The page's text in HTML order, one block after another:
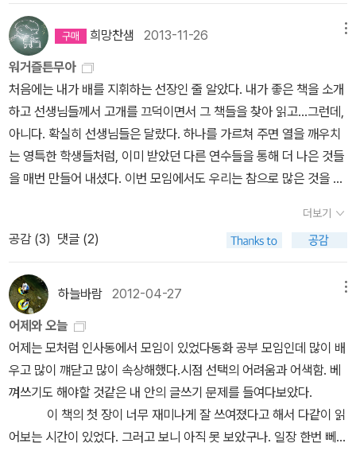
이프 스토리.Born A Crime, Trevor Noah, Hodder & Stoughto
n, 2016 올해의 언니 (사람이거나 동물이거나) 푸른 사자
와니니, 이현, 창비, 2015여자는 총을 들고 기다린다, 에이미 스튜어
트/엄일녀 역, 문학동네, 2017보건교사 안은영, 정세랑, 민음사, 201
5 올해의 맴찟, 씩씩한 어린이들멀어도 얼어도 비틀거려도,
미카엘 엥스트룀/정이인 역, 낭기열라, 2013알사탕, 백희나, 책읽는
곰, 2017소나기밥 공주, 이은정, 창비, 2009멀쩡한 이유정, 유은실,
푸른숲 주니어, 2008 올해의 여자의 삶, 욕하면서
읽는 재미Jane Eyre, Charlotte Bronte, Penguin US, 2006My
Brilliant Friend, Elena Ferrante, Penguin Group, 2012
올해의 묵은지, 이렇게 멋진 소설이었다니.the Old Man a
Scribner, 2014 올해의 만화, 이건 꼭 소장해야해. 바닷마
을 다이어리 8권셋트, 요시다 아카미/조은하 역, 애니북스, 2009-2
017
희망찬샘 2013-11-26
워거즐튼무아
처음에는 내가 배를 지휘하는 선장인 줄 알았다. 내가 좋은 책을 소개
하고 선생님들께서 고개를 끄덕이면서 그 책들을 찾아 읽고...그런데,
아니다. 확실히 선생님들은 달랐다. 하나를 가르쳐 주면 열을 깨우치
는 영특한 학생들처럼, 이미 받았던 다른 연수들을 통해 더 나은 것들
을 매번 만들어 내셨다. 이번 모임에서도 우리는 참으로 많은 것을 배
거 꼭 한 번 해 봐야지 하고 맘 먹었다. 종이를 반으로 접고 또 반대방
향으로 반 접고, 그리고 또 반대 방향으로 반 접은 후 가위집을 살짝
내어 안쪽으로 밀어서 입체기능을 넣어준다. 제일 앞에 보이는 곳에
는 제목, 작가를 적는다. 제목은 크고 굵게 적는 것이 좋겠다. 입체 기
능을 넣은 부분에는 자기가 그리고 싶은 책 속 인물을 그려서 붙인다.
그리고 그 입체 인물의 바로 뒤에는 작품의 배경을 그린다. 뒤로 넘겨
서 이 책에 대한 자신의 느낌을 적도록 한다. [독후활동]그리고 마지
막 제목과 반대편에 있는 부분에는 기억하고 싶은 책 속의 한 마디 적
기까지. 탁상 달력처럼 책상에 올려 둘 수 있어서 전시효과도 좋고, 작
품에 대한 만족도도 높겠다. 아이들이 성취감을 느끼면서 독후활동을
재미있는 방법으로 할 수 있겠다는 생각이 들어, 학기말에 꼭 한 번 해
더보기
공감 (3) 댓글 (2)
하늘바람 2012-04-27
어제와 오늘
어제는 모처럼 인사동에서 모임이 있었다동화 공부 모임인데 많이 배
우고 많이 꺠닫고 많이 속상해했다.시점 선택의 어려움과 어색함. 베
껴쓰기도 해야할 것같은 내 안의 글쓰기 문제를 들여다보았다.
이 책의 첫 장이 너무 재미나게 잘 쓰여졌다고 해서 다같이 읽
어보는 시간이 있었다. 그러고 보니 아직 못 보았구나. 일장 한번 뻬껴